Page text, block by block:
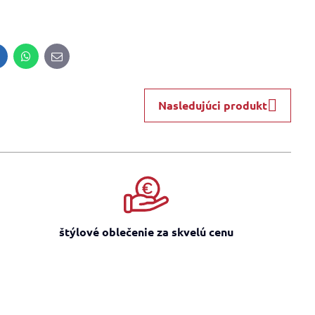
WhatsApp
E-
mail
Nasledujúci produkt
štýlové oblečenie za skvelú cenu